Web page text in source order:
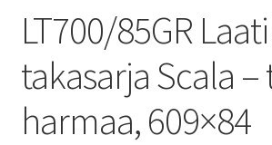
LT700/85GR
takasarja Scala
harmaa, 609×84